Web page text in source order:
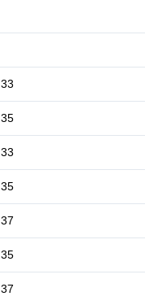
33
35
33
35
37
35
37